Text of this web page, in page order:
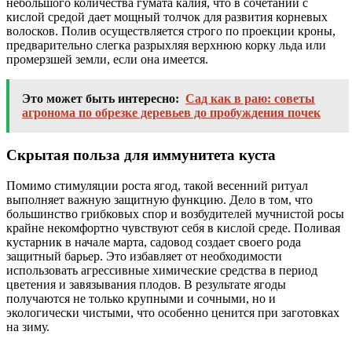
кислой средой дает мощный толчок для развития корневых
волосков. Полив осуществляется строго по проекции кроны,
предварительно слегка разрыхляя верхнюю корку льда или
промерзшей земли, если она имеется.
Это может быть интересно: Сад как в раю: советы
агронома по обрезке деревьев до пробуждения почек
Скрытая польза для иммунитета куста
Помимо стимуляции роста ягод, такой весенний ритуал
выполняет важную защитную функцию. Дело в том, что
большинство грибковых спор и возбудителей мучнистой росы
крайне некомфортно чувствуют себя в кислой среде. Поливая
кустарник в начале марта, садовод создает своего рода
защитный барьер. Это избавляет от необходимости
использовать агрессивные химические средства в период
цветения и завязывания плодов. В результате ягоды
получаются не только крупными и сочными, но и
экологически чистыми, что особенно ценится при заготовках
на зиму.